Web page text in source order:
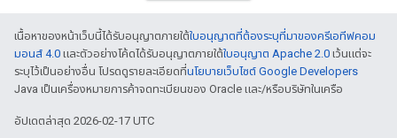
เนื้อหาของหน้าเว็บนี้ได้รับอนุญาตภายใต้ใบอนุญาตที่ต้องระบุที่มาของครีเอทีฟคอม
มอนส์ 4.0 และตัวอย่างโค้ดได้รับอนุญาตภายใต้ใบอนุญาต Apache 2.0 เว้นแต่จะ
ระบุไว้เป็นอย่างอื่น โปรดดูรายละเอียดที่นโยบายเว็บไซต์ Google Developers
Java เป็นเครื่องหมายการค้าจดทะเบียนของ Oracle และ/หรือบริษัทในเครือ
อัปเดตล่าสุด 2026-02-17 UTC